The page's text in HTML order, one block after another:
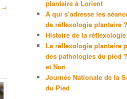
→
plantaire à Lorient
A qui s’adresse les
de réflexologie plantaire ?
Histoire de la réflexologie
La réflexologie plantaire
des pathologies du pied
et Non
Journée Nationale de la
du Pied